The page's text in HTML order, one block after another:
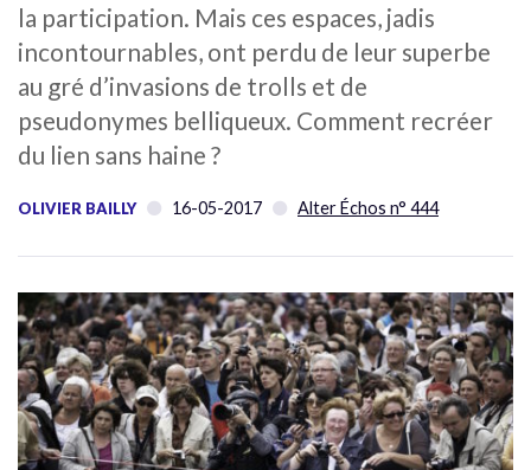
la participation. Mais ces espaces, jadis
incontournables, ont perdu de leur superbe
au gré d’invasions de trolls et de
pseudonymes belliqueux. Comment recréer
du lien sans haine ?
OLIVIER BAILLY 16-05-2017 Alter Échos n° 444